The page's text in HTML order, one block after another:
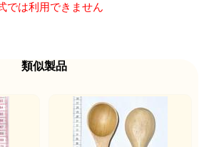
では利用できません
類似製品